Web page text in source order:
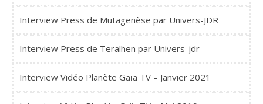
Interview Press de Mutagenèse par Univers-JDR
Interview Press de Teralhen par Univers-jdr
Interview Vidéo Planète Gaïa TV – Janvier 2021